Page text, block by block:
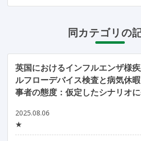
同カテゴリの
英国におけるインフルエンザ様
ルフローデバイス検査と病気休
事者の態度：仮定したシナリオ
2025.08.06
★